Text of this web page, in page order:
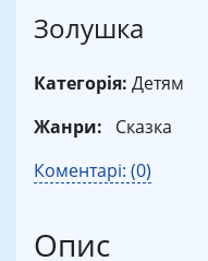
Золушка
Категорія: Детям
Жанри:
Сказка
Коментарі: (0)
Опис